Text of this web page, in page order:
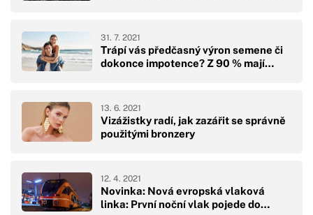
Trápí vás předčasný výron semene či
dokonce impotence? Z 90 % mají…
31. 7. 2021
Vizážistky radí, jak zazářit se správně
použitými bronzery
13. 6. 2021
Novinka: Nová evropská vlaková
linka: První noční vlak pojede do…
12. 4. 2021